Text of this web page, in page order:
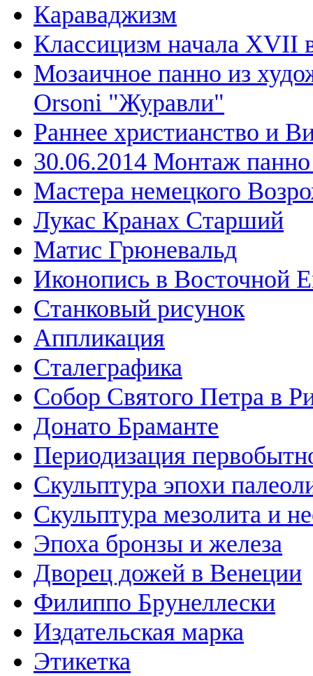
Караваджизм
Классицизм начала XVII
Мозаичное панно из
Orsoni "Журавли"
Раннее христианство и
30.06.2014 Монтаж
Мастера немецкого
Лукас Кранах Старший
Матис Грюневальд
Иконопись в Восточной
Станковый рисунок
Аппликация
Сталеграфика
Собор Святого Петра в
Донато Браманте
Периодизация
Скульптура эпохи
Скульптура мезолита и
Эпоха бронзы и железа
Дворец дожей в Венеции
Филиппо Брунеллески
Издательская марка
Этикетка